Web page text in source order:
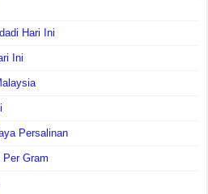
Hari Ini
Ini
Persalinan
Gram